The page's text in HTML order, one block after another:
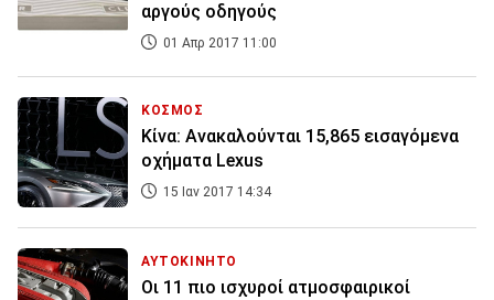
αργούς οδηγούς
01 Απρ 2017 11:00
ΚΟΣΜΟΣ
Κίνα: Ανακαλούνται 15,865 εισαγόμενα
οχήματα Lexus
15 Ιαν 2017 14:34
ΑΥΤΟΚΙΝΗΤΟ
Οι 11 πιο ισχυροί ατμοσφαιρικοί